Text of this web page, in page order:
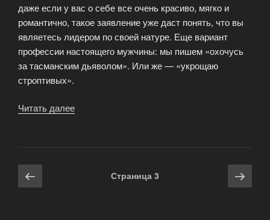
даже если у вас о себе все очень красиво, мягко и
романтично, такое заявление уже даст понять, что вы
являетесь лидером по своей натуре. Еще вариант
профессии настоящего мужчины: мы пишем «охочусь
за тасманским дьяволом». Или же — «укрощаю
строптивых».
Читать далее
показать
Навигация
по
Предыдущая
страница
Страница 3